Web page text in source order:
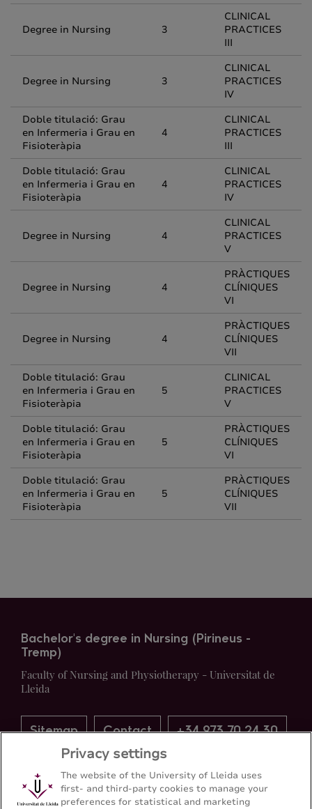
Degree in Nursing 3
CLINICAL
PRACTICES
III
Degree in Nursing 3
CLINICAL
PRACTICES
IV
Doble titulació: Grau
en Infermeria i Grau en
Fisioteràpia
4
CLINICAL
PRACTICES
III
Doble titulació: Grau
en Infermeria i Grau en
Fisioteràpia
4
CLINICAL
PRACTICES
IV
Degree in Nursing 4
CLINICAL
PRACTICES
V
Degree in Nursing 4
PRÀCTIQUES
CLÍNIQUES
VI
Degree in Nursing 4
PRÀCTIQUES
CLÍNIQUES
VII
Doble titulació: Grau
en Infermeria i Grau en
Fisioteràpia
5
CLINICAL
PRACTICES
V
Doble titulació: Grau
en Infermeria i Grau en
Fisioteràpia
5
PRÀCTIQUES
CLÍNIQUES
VI
Doble titulació: Grau
en Infermeria i Grau en
Fisioteràpia
5
PRÀCTIQUES
CLÍNIQUES
VII
Bachelor's degree in Nursing (Pirineus -
Tremp)
Faculty of Nursing and Physiotherapy - Universitat de
Lleida
Sitemap Contact +34 973 70 24 30
Privacy settings
The website of the University of Lleida uses
first- and third-party cookies to manage your
preferences for statistical and marketing